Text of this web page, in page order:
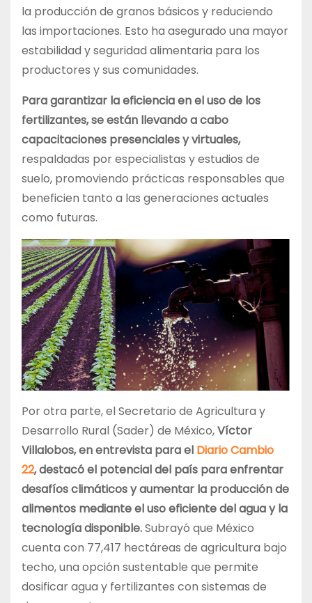
la producción de granos básicos y reduciendo
las importaciones. Esto ha asegurado una mayor
estabilidad y seguridad alimentaria para los
productores y sus comunidades.
Para garantizar la eficiencia en el uso de los
fertilizantes, se están llevando a cabo
capacitaciones presenciales y virtuales,
respaldadas por especialistas y estudios de
suelo, promoviendo prácticas responsables que
beneficien tanto a las generaciones actuales
como futuras.
Por otra parte, el Secretario de Agricultura y
Desarrollo Rural (Sader) de México,Víctor
Villalobos, en entrevista para el Diario Cambio
22, destacó el potencial del país para enfrentar
desafíos climáticos y aumentar la producción de
alimentos mediante el uso eficiente del agua y la
tecnología disponible.Subrayó que México
cuenta con 77,417 hectáreas de agricultura bajo
techo, una opción sustentable que permite
dosificar agua y fertilizantes con sistemas de